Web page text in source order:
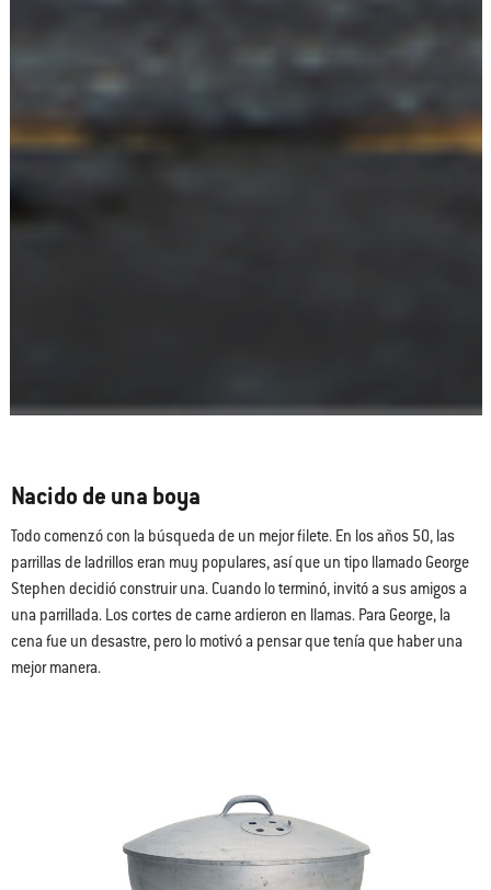
Nacido de una boya
Todo comenzó con la búsqueda de un mejor filete. En los años 50, las
parrillas de ladrillos eran muy populares, así que un tipo llamado George
Stephen decidió construir una. Cuando lo terminó, invitó a sus amigos a
una parrillada. Los cortes de carne ardieron en llamas. Para George, la
cena fue un desastre, pero lo motivó a pensar que tenía que haber una
mejor manera.